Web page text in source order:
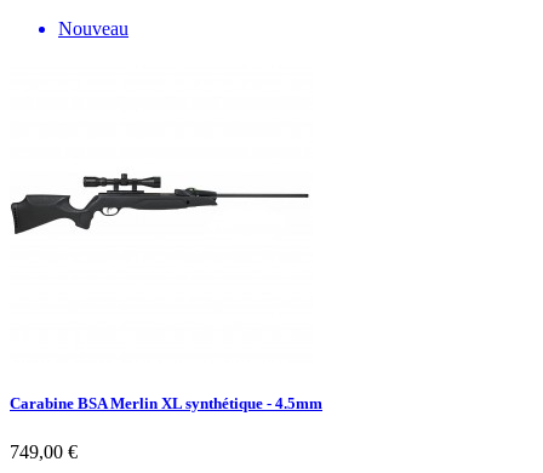
Nouveau
Carabine BSA Merlin XL synthétique - 4.5mm
749,00 €